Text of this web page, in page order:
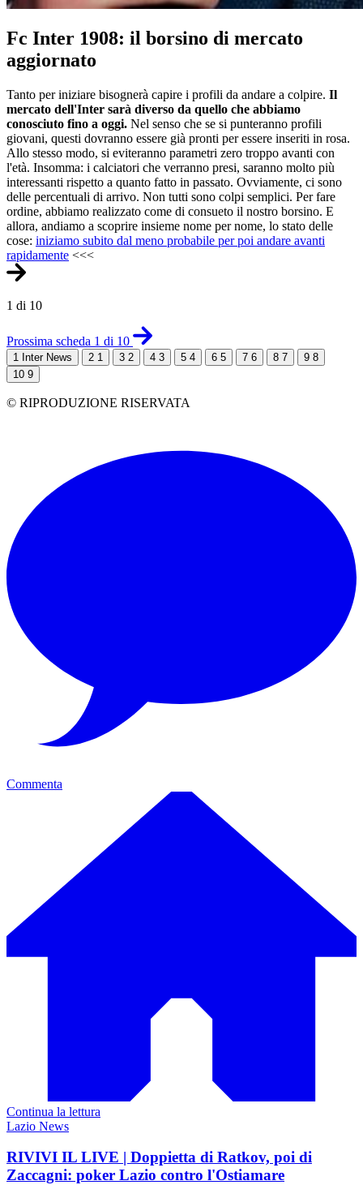
Fc Inter 1908: il borsino di mercato
aggiornato
Tanto per iniziare bisognerà capire i profili da andare a colpire. Il
mercato dell'Inter sarà diverso da quello che abbiamo
conosciuto fino a oggi. Nel senso che se si punteranno profili
giovani, questi dovranno essere già pronti per essere inseriti in rosa.
Allo stesso modo, si eviteranno parametri zero troppo avanti con
l'età. Insomma: i calciatori che verranno presi, saranno molto più
interessanti rispetto a quanto fatto in passato. Ovviamente, ci sono
delle percentuali di arrivo. Non tutti sono colpi semplici. Per fare
ordine, abbiamo realizzato come di consueto il nostro borsino. E
allora, andiamo a scoprire insieme nome per nome, lo stato delle
cose: iniziamo subito dal meno probabile per poi andare avanti
rapidamente <<<
1 di 10
Prossima scheda 1 di 10
1 Inter News 2 1 3 2 4 3 5 4 6 5 7 6 8 7 9 8
10 9
© RIPRODUZIONE RISERVATA
Commenta
Continua la lettura
Lazio News
RIVIVI IL LIVE | Doppietta di Ratkov, poi di
Zaccagni: poker Lazio contro l'Ostiamare